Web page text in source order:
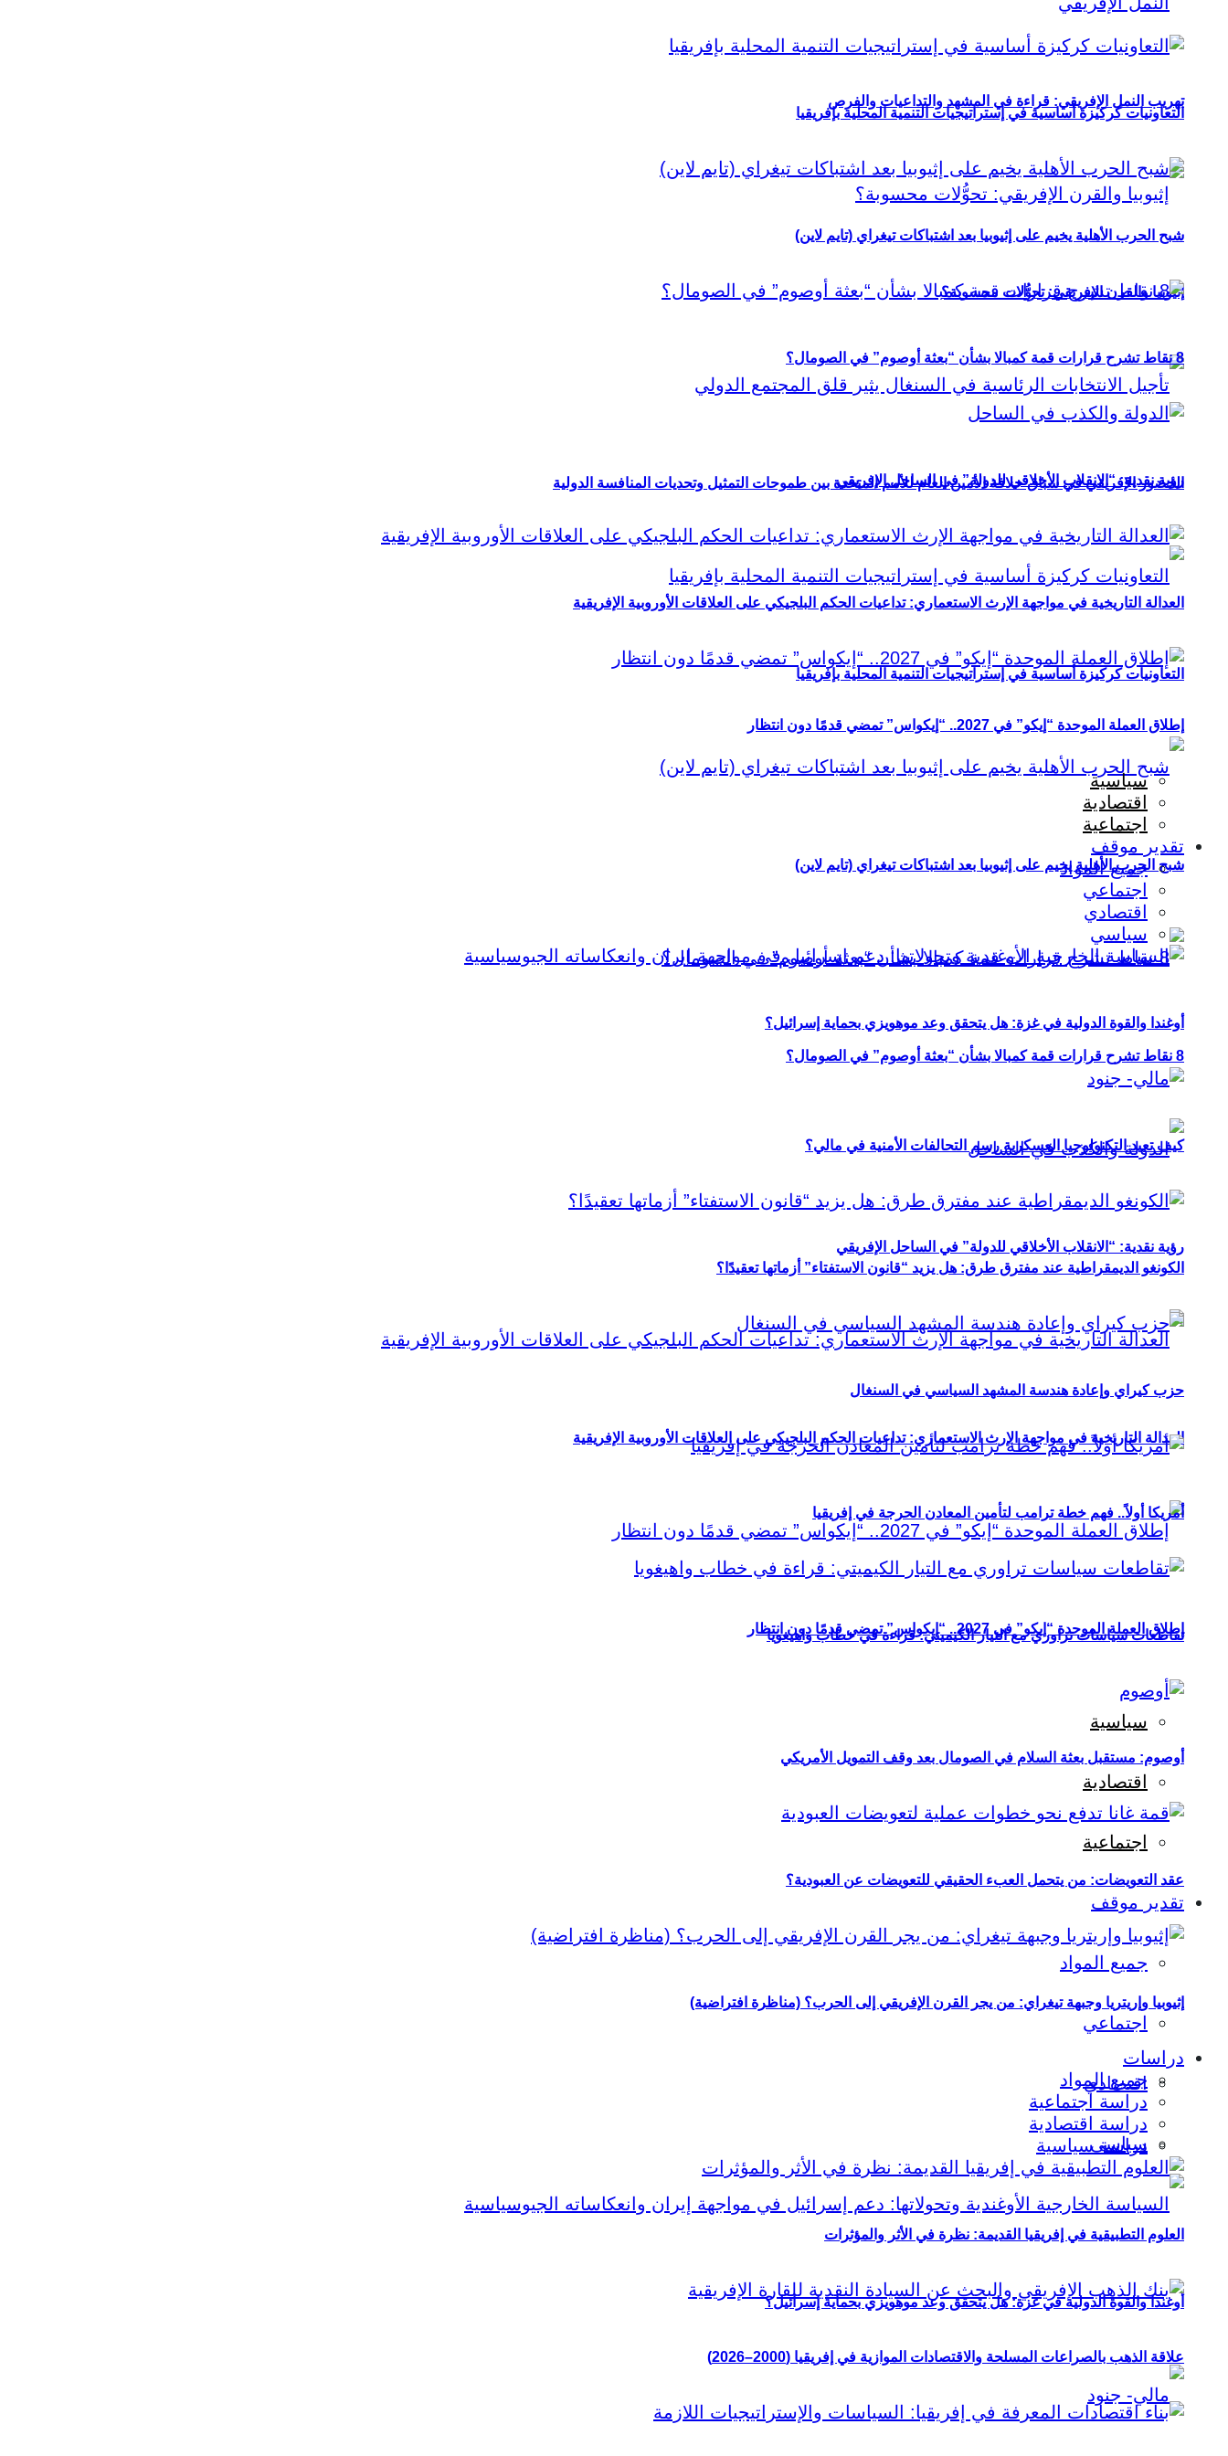
تهريب النمل الإفريقي: قراءة في المشهد والتداعيات والفرص
إثيوبيا والقرن الإفريقي: تحوُّلات محسوبة؟
الحضور الإفريقي في سباق خلافة الأمين العام للأمم المتحدة بين طموحات التمثيل وتحديات المنافسة الدولية
التعاونيات كركيزة أساسية في إستراتيجيات التنمية المحلية بإفريقيا
شبح الحرب الأهلية يخيم على إثيوبيا بعد اشتباكات تيغراي (تايم لاين)
8 نقاط تشرح قرارات قمة كمبالا بشأن “بعثة أوصوم” في الصومال؟
رؤية نقدية: “الانقلاب الأخلاقي للدولة” في الساحل الإفريقي
العدالة التاريخية في مواجهة الإرث الاستعماري: تداعيات الحكم البلجيكي على العلاقات الأوروبية الإفريقية
إطلاق العملة الموحدة “إيكو” في 2027.. “إيكواس” تمضي قدمًا دون انتظار
سياسية
اقتصادية
اجتماعية
تقدير موقف
جميع المواد
اجتماعي
اقتصادي
سياسي
أوغندا والقوة الدولية في غزة: هل يتحقق وعد موهويزي بحماية إسرائيل؟
التعاونيات كركيزة أساسية في إستراتيجيات التنمية المحلية بإفريقيا
شبح الحرب الأهلية يخيم على إثيوبيا بعد اشتباكات تيغراي (تايم لاين)
8 نقاط تشرح قرارات قمة كمبالا بشأن “بعثة أوصوم” في الصومال؟
رؤية نقدية: “الانقلاب الأخلاقي للدولة” في الساحل الإفريقي
العدالة التاريخية في مواجهة الإرث الاستعماري: تداعيات الحكم البلجيكي على العلاقات الأوروبية الإفريقية
إطلاق العملة الموحدة “إيكو” في 2027.. “إيكواس” تمضي قدمًا دون انتظار
سياسية
اقتصادية
اجتماعية
تقدير موقف
جميع المواد
اجتماعي
اقتصادي
سياسي
أوغندا والقوة الدولية في غزة: هل يتحقق وعد موهويزي بحماية إسرائيل؟
كيف تعيد التكنولوجيا العسكرية رسم التحالفات الأمنية في مالي؟
الكونغو الديمقراطية عند مفترق طرق: هل يزيد “قانون الاستفتاء” أزماتها تعقيدًا؟
حزب كيراي وإعادة هندسة المشهد السياسي في السنغال
أمريكا أولاً.. فهم خطة ترامب لتأمين المعادن الحرجة في إفريقيا
تقاطعات سياسات تراوري مع التيار الكيميتي: قراءة في خطاب واهيغويا
أوصوم: مستقبل بعثة السلام في الصومال بعد وقف التمويل الأمريكي
عقد التعويضات: من يتحمل العبء الحقيقي للتعويضات عن العبودية؟
إثيوبيا وإريتريا وجبهة تيغراي: من يجر القرن الإفريقي إلى الحرب؟ (مناظرة افتراضية)
دراسات
جميع المواد
دراسة اجتماعية
دراسة اقتصادية
دراسة سياسية
العلوم التطبيقية في إفريقيا القديمة: نظرة في الأثر والمؤثرات
علاقة الذهب بالصراعات المسلحة والاقتصادات الموازية في إفريقيا (2000–2026)